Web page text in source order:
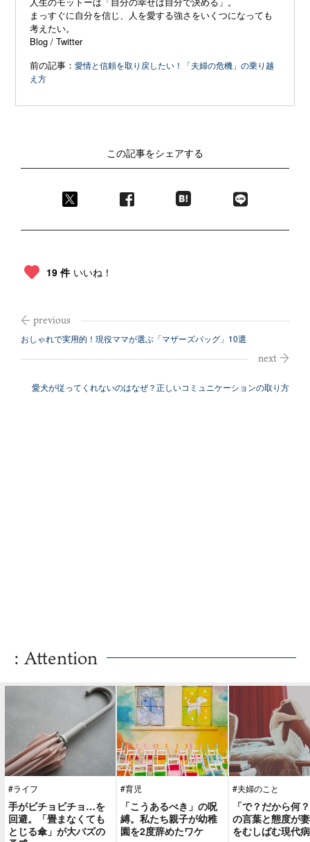
まっすぐに自分を信じ、 人を愛する強さをいくつになっても
考えたい。
Blog /Twitter
前の記事：愛情と信頼を取り戻したい！「夫婦の危機」の乗り越
え方
この記事をシェアする
19 件 いいね！
おしゃれで実用的！現役ママが選ぶ「マザーズバッグ」10選
愛犬が従ってくれないのはなぜ？正しいコミュニケーションの取り方
: Attention
#ライフ
手がビチョビチョ…を
回避。「畳まなくても
とじる傘」が大バズの
#育児
「こうあるべき」の呪
縛。私たち親子が幼稚
園を2度辞めたワケ
#夫婦のこと
「で？だから何
の言葉と態度が
をむしばむ現代病